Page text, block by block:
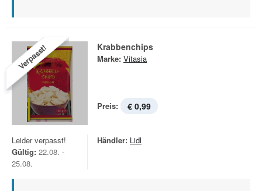
Verpasst! Krabbenchips
Marke: Vitasia
Preis: € 0,99
Leider verpasst!
Gültig: 22.08. -
25.08.
Händler: Lidl